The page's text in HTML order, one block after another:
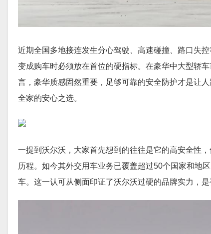
近期全国多地接连发生分心驾驶、高速碰撞、路口失
变成购车时必须放在首位的硬指标。在豪华中大型轿
言，豪华质感固然重要，足够可靠的安全防护才是让
全家的安心之选。
一提到沃尔沃，大家首先想到的往往是它的高安全性
历程。如今其外交用车业务已覆盖超过50个国家和地
车。这一认可从侧面印证了沃尔沃过硬的品牌实力，是